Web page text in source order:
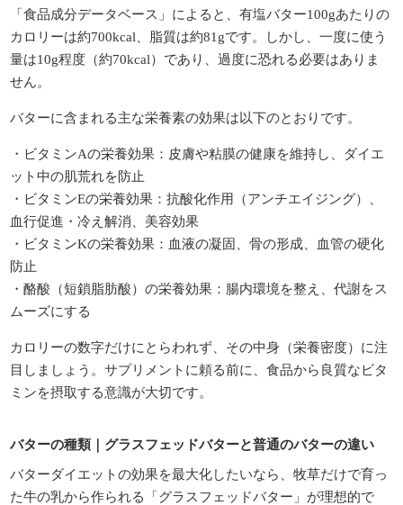
「食品成分データベース」によると、有塩バター100gあたりの
カロリーは約700kcal、脂質は約81gです。しかし、一度に使う
量は10g程度（約70kcal）であり、過度に恐れる必要はありま
せん。
バターに含まれる主な栄養素の効果は以下のとおりです。
・ビタミンAの栄養効果：皮膚や粘膜の健康を維持し、ダイエ
ット中の肌荒れを防止
・ビタミンEの栄養効果：抗酸化作用（アンチエイジング）、
血行促進・冷え解消、美容効果
・ビタミンKの栄養効果：血液の凝固、骨の形成、血管の硬化
防止
・酪酸（短鎖脂肪酸）の栄養効果：腸内環境を整え、代謝をス
ムーズにする
カロリーの数字だけにとらわれず、その中身（栄養密度）に注
目しましょう。サプリメントに頼る前に、食品から良質なビタ
ミンを摂取する意識が大切です。
バターの種類｜グラスフェッドバターと普通のバターの違い
バターダイエットの効果を最大化したいなら、牧草だけで育っ
た牛の乳から作られる「グラスフェッドバター」が理想的で